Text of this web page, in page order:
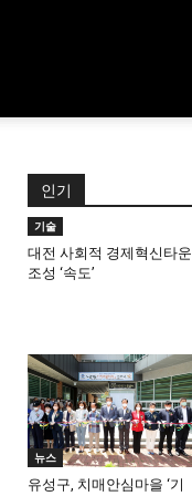
인기
기술
대전 사회적 경제혁신타운
조성 ‘속도’
뉴스
유성구, 치매안심마을 ‘기